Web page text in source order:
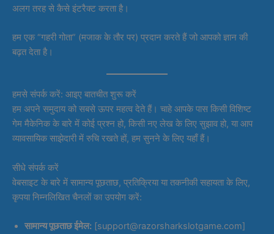
अलग तरह से कैसे इंटरैक्ट करता है।
हम एक “गहरी गोता” (मजाक के तौर पर) प्रदान करते हैं जो आपको ज्ञान की
बढ़त देता है।
हमसे संपर्क करें: आइए बातचीत शुरू करें
हम अपने समुदाय को सबसे ऊपर महत्व देते हैं। चाहे आपके पास किसी विशिष्ट
गेम मैकेनिक के बारे में कोई प्रश्न हो, किसी नए लेख के लिए सुझाव हो, या आप
व्यावसायिक साझेदारी में रुचि रखते हों, हम सुनने के लिए यहाँ हैं।
सीधे संपर्क करें
वेबसाइट के बारे में सामान्य पूछताछ, प्रतिक्रिया या तकनीकी सहायता के लिए,
कृपया निम्नलिखित चैनलों का उपयोग करें:
सामान्य पूछताछ ईमेल: [support@razorsharkslotgame.com]